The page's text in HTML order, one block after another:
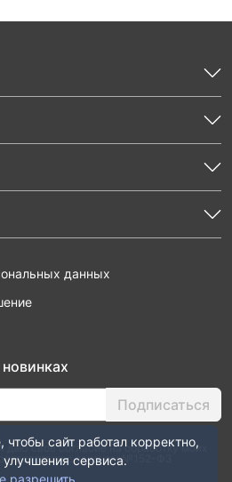
данных
Подписаться
свое согласие на обработку моих
с законом №152-ФЗ
сайт работал корректно,
сервиса.
разрешить